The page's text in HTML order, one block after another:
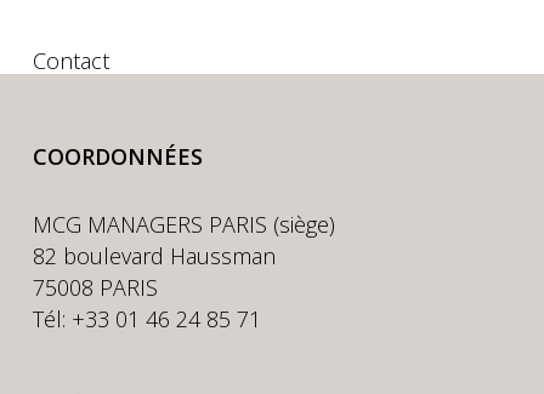
Contact
COORDONNÉES
MCG MANAGERS PARIS (siège)
82 boulevard Haussman
75008 PARIS
Tél: +33 01 46 24 85 71